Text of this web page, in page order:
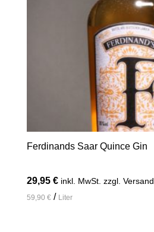
Ferdinands Saar Quince Gin
29,95 € inkl. MwSt. zzgl. Versand
59,90 €/ Liter